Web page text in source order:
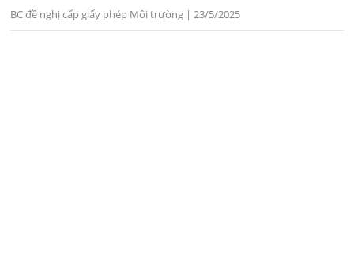
BC đề nghị cấp giấy phép Môi trường | 23/5/2025